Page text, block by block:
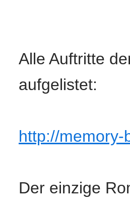
Alle Auftritte
aufgelistet:
http://memory-
Der einzige